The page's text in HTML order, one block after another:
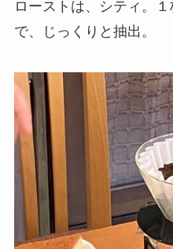
ローストは、シティ。
で、じっくりと抽出。